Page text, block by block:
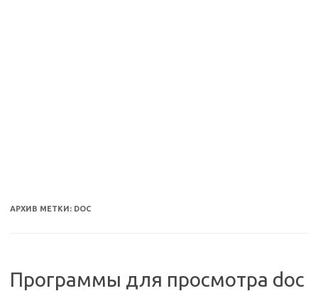
АРХИВ МЕТКИ: DOC
Программы для просмотра doc